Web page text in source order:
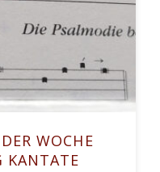
WOCHE
KANTATE